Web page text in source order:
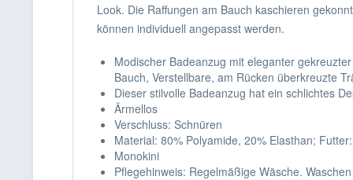
Look. Die Raffungen am Bauch kaschieren
können individuell angepasst werden.
Modischer Badeanzug mit eleganter
Bauch, Verstellbare, am Rücken überkreuzte
Dieser stilvolle Badeanzug hat ein schlichtes
Ärmellos
Verschluss: Schnüren
Material: 80% Polyamide, 20% Elasthan;
Monokini
Pflegehinweis: Regelmäßige Wäsche.